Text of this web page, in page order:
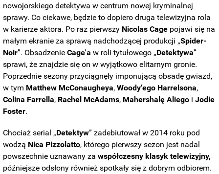
nowojorskiego detektywa w centrum nowej kryminalnej
sprawy. Co ciekawe, będzie to dopiero druga telewizyjna rola
w karierze aktora. Po raz pierwszy Nicolas Cage pojawi się na
małym ekranie za sprawą nadchodzącej produkcji „Spider-
Noir”. ObsadzenieCage'a w roli tytułowego „Detektywa”
sprawi, że znajdzie się on w wyjątkowo elitarnym gronie.
Poprzednie sezony przyciągnęły imponującą obsadę gwiazd,
w tym Matthew McConaugheya,Woody'ego Harrelsona,
Colina Farrella, Rachel McAdams, Mahershalę Aliego iJodie
Foster.
Chociaż serial „Detektyw” zadebiutował w 2014 roku pod
wodzą Nica Pizzolatto, którego pierwszy sezon jest nadal
powszechnie uznawany zawspółczesny klasyk telewizyjny,
późniejsze odsłony również spotkały się z dobrym odbiorem.